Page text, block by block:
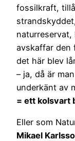
fossilkraft,
naturreservat,
avskaffar den
det här blev
– ja, då är
underkänt av
= ett kolsvart
Eller som
Mikael